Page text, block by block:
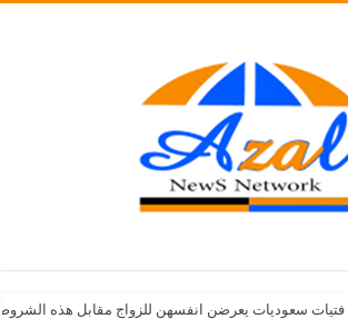
فتيات سعوديات يعرضن انفسهن للزواج مقابل هذه